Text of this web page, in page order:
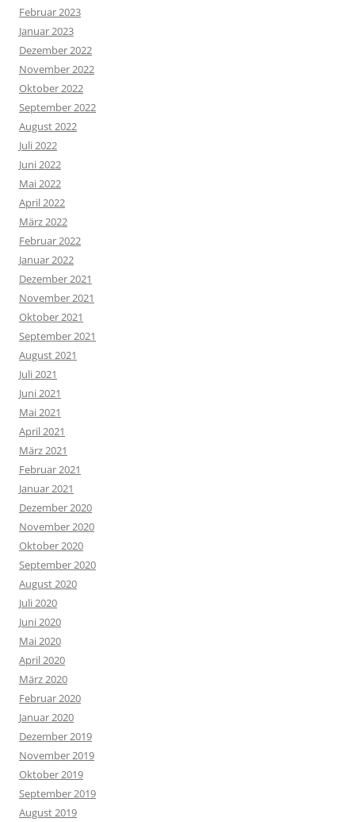
Februar 2023
Januar 2023
Dezember 2022
November 2022
Oktober 2022
September 2022
August 2022
Juli 2022
Juni 2022
Mai 2022
April 2022
März 2022
Februar 2022
Januar 2022
Dezember 2021
November 2021
Oktober 2021
September 2021
August 2021
Juli 2021
Juni 2021
Mai 2021
April 2021
März 2021
Februar 2021
Januar 2021
Dezember 2020
November 2020
Oktober 2020
September 2020
August 2020
Juli 2020
Juni 2020
Mai 2020
April 2020
März 2020
Februar 2020
Januar 2020
Dezember 2019
November 2019
Oktober 2019
September 2019
August 2019